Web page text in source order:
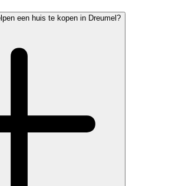
een huis te kopen in Dreumel?